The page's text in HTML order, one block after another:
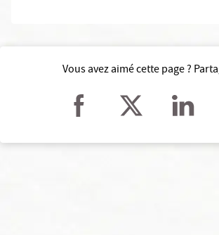
Vous avez aimé cette page ?